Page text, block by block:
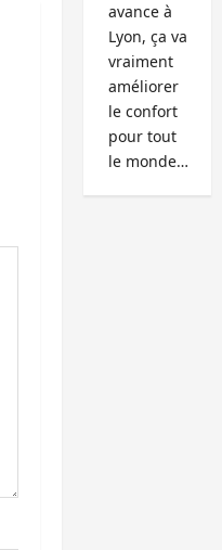
avance à
Lyon, ça va
vraiment
améliorer
le confort
pour tout
le monde…